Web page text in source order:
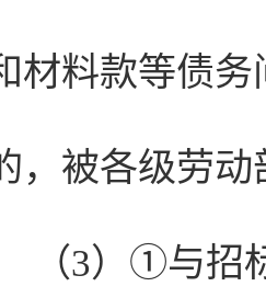
材料款等债
，被各级劳
（3）①与招